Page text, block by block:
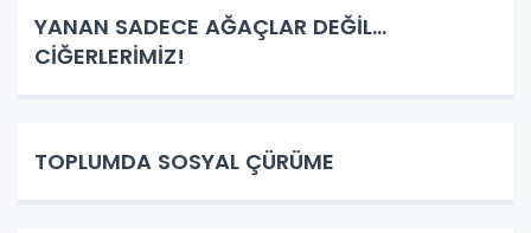
YANAN SADECE AĞAÇLAR DEĞİL…
CİĞERLERİMİZ!
TOPLUMDA SOSYAL ÇÜRÜME